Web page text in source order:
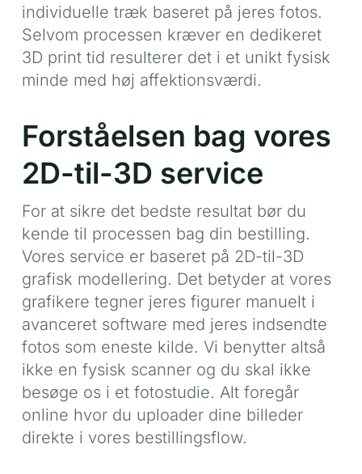
individuelle træk baseret på jeres fotos.
Selvom processen kræver en dedikeret
3D print tid resulterer det i et unikt fysisk
minde med høj affektionsværdi.
Forståelsen bag vores
2D-til-3D service
For at sikre det bedste resultat bør du
kende til processen bag din bestilling.
Vores service er baseret på 2D-til-3D
grafisk modellering. Det betyder at vores
grafikere tegner jeres figurer manuelt i
avanceret software med jeres indsendte
fotos som eneste kilde. Vi benytter altså
ikke en fysisk scanner og du skal ikke
besøge os i et fotostudie. Alt foregår
online hvor du uploader dine billeder
direkte i vores bestillingsflow.